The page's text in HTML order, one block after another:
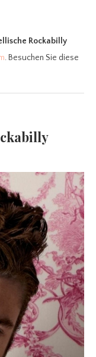
Rockabilly
. Besuchen Sie diese